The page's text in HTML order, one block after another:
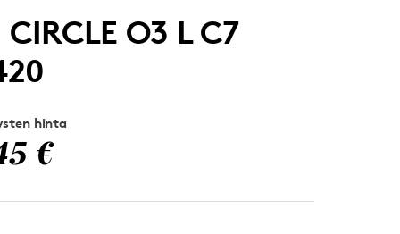
O3 L C7
hinta
€